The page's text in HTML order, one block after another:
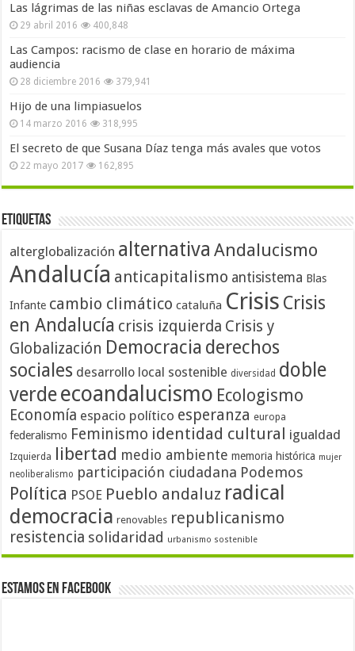
Las lágrimas de las niñas esclavas de Amancio Ortega
29 abril 2016 400,848
Las Campos: racismo de clase en horario de máxima
audiencia
28 diciembre 2016 379,941
Hijo de una limpiasuelos
14 marzo 2016 318,995
El secreto de que Susana Díaz tenga más avales que votos
22 mayo 2017 162,895
Etiquetas
alterglobalización alternativa Andalucismo
Andalucía anticapitalismo antisistema Blas
Infante cambio climático cataluña Crisis Crisis
en Andalucía crisis izquierda Crisis y
Globalización Democracia derechos
sociales desarrollo local sostenible diversidad doble
verdeecoandalucismo Ecologismo
Economía espacio político esperanza europa
federalismo Feminismo identidad cultural igualdad
Izquierda libertad medio ambiente memoria histórica mujer
neoliberalismo participación ciudadana Podemos
Política PSOE Pueblo andaluz radical
democracia renovables republicanismo
resistencia solidaridad urbanismo sostenible
Estamos en Facebook